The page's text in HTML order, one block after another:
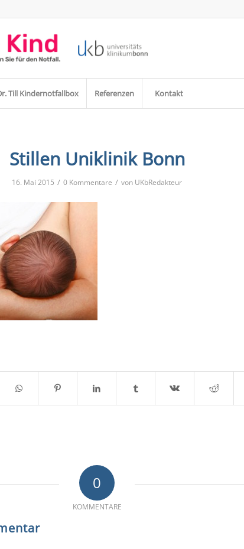
Till Kindernotfallbox Referenzen Kontakt
Stillen Uniklinik Bonn
16. Mai 2015 / 0 Kommentare / von UKbRedakteur
0
KOMMENTARE